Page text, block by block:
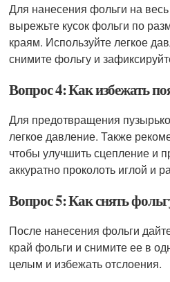
Для нанесения фольги на весь
вырежьте кусок фольги по
краям. Используйте легкое
снимите фольгу и
Вопрос 4: Как избежать
Для предотвращения
легкое давление. Также
чтобы улучшить сцепление и
аккуратно проколоть иглой и
Вопрос 5: Как снять
После нанесения фольги
край фольги и снимите ее в
целым и избежать отслоения.